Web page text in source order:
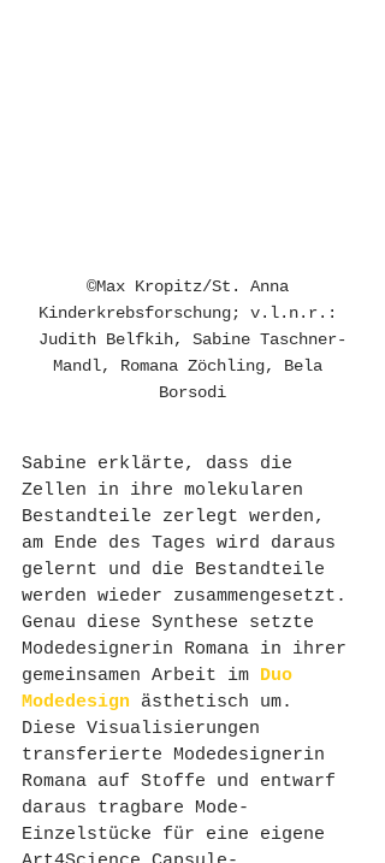
©Max Kropitz/St. Anna
Kinderkrebsforschung; v.l.n.r.:
Judith Belfkih, Sabine Taschner-
Mandl, Romana Zöchling, Bela
Borsodi
Sabine erklärte, dass die
Zellen in ihre molekularen
Bestandteile zerlegt werden,
am Ende des Tages wird daraus
gelernt und die Bestandteile
werden wieder zusammengesetzt.
Genau diese Synthese setzte
Modedesignerin Romana in ihrer
gemeinsamen Arbeit im Duo
Modedesign ästhetisch um.
Diese Visualisierungen
transferierte Modedesignerin
Romana auf Stoffe und entwarf
daraus tragbare Mode-
Einzelstücke für eine eigene